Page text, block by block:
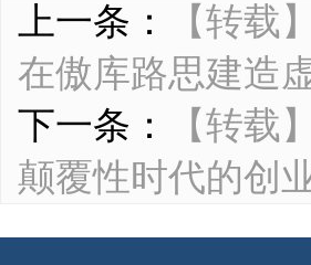
上一条：
【转载
在傲库路思建造
下一条：
【转载
颠覆性时代的创